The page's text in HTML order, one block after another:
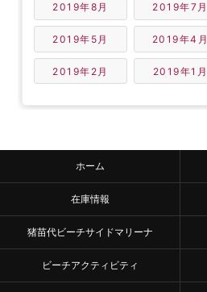
2019年8月 2019年7月
2019年5月 2019年4月
2019年2月 2019年1月
ホーム
在庫情報
猪苗代ビーチサイドマリーナ
ビーチアクティビティ